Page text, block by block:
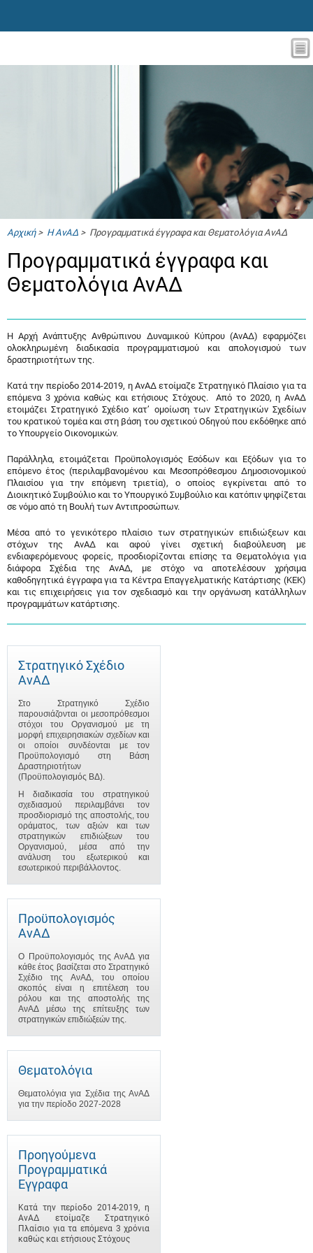
Αρχική> Η ΑνΑΔ > Προγραμματικά έγγραφα και Θεματολόγια ΑνΑΔ
Προγραμματικά έγγραφα και
Θεματολόγια ΑνΑΔ
Η Αρχή Ανάπτυξης Ανθρώπινου Δυναμικού Κύπρου (ΑνΑΔ) εφαρμόζει
ολοκληρωμένη διαδικασία προγραμματισμού και απολογισμού των
δραστηριοτήτων της.
Κατά την περίοδο 2014-2019, η ΑνΑΔ ετοίμαζε Στρατηγικό Πλαίσιο για τα
επόμενα 3 χρόνια καθώς και ετήσιους Στόχους. Από το 2020, η ΑνΑΔ
ετοιμάζει Στρατηγικό Σχέδιο κατ’ ομοίωση των Στρατηγικών Σχεδίων
του κρατικού τομέα και στη βάση του σχετικού Οδηγού που εκδόθηκε από
το Υπουργείο Οικονομικών.
Παράλληλα, ετοιμάζεται Προϋπολογισμός Εσόδων και Εξόδων για το
επόμενο έτος (περιλαμβανομένου και Μεσοπρόθεσμου Δημοσιονομικού
Πλαισίου για την επόμενη τριετία), ο οποίος εγκρίνεται από το
Διοικητικό Συμβούλιο και το Υπουργικό Συμβούλιο και κατόπιν ψηφίζεται
σε νόμο από τη Βουλή των Αντιπροσώπων.
Μέσα από το γενικότερο πλαίσιο των στρατηγικών επιδιώξεων και
στόχων της ΑνΑΔ και αφού γίνει σχετική διαβούλευση με
ενδιαφερόμενους φορείς, προσδιορίζονται επίσης τα Θεματολόγια για
διάφορα Σχέδια της ΑνΑΔ, με στόχο να αποτελέσουν χρήσιμα
καθοδηγητικά έγγραφα για τα Κέντρα Επαγγελματικής Κατάρτισης (ΚΕΚ)
και τις επιχειρήσεις για τον σχεδιασμό και την οργάνωση κατάλληλων
προγραμμάτων κατάρτισης.
Στρατηγικό Σχέδιο
ΑνΑΔ
Στο Στρατηγικό Σχέδιο
παρουσιάζονται οι μεσοπρόθεσμοι
στόχοι του Οργανισμού με τη
μορφή επιχειρησιακών σχεδίων και
οι οποίοι συνδέονται με τον
Προϋπολογισμό στη Βάση
Δραστηριοτήτων
(Προϋπολογισμός ΒΔ).
Η διαδικασία του στρατηγικού
σχεδιασμού περιλαμβάνει τον
προσδιορισμό της αποστολής, του
οράματος, των αξιών και των
στρατηγικών επιδιώξεων του
Οργανισμού, μέσα από την
ανάλυση του εξωτερικού και
εσωτερικού περιβάλλοντος.
Προϋπολογισμός
ΑνΑΔ
Ο Προϋπολογισμός της ΑνΑΔ για
κάθε έτος βασίζεται στο Στρατηγικό
Σχέδιο της ΑνΑΔ, του οποίου
σκοπός είναι η επιτέλεση του
ρόλου και της αποστολής της
ΑνΑΔ μέσω της επίτευξης των
στρατηγικών επιδιώξεών της.
Θεματολόγια
Θεματολόγια για Σχέδια της ΑνΑΔ
για την περίοδο 2027-2028
Προηγούμενα
Προγραμματικά
Έγγραφα
Κατά την περίοδο 2014-2019, η
ΑνΑΔ ετοίμαζε Στρατηγικό
Πλαίσιο για τα επόμενα 3 χρόνια
καθώς και ετήσιους Στόχους